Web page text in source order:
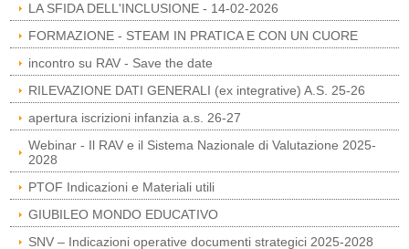
LA SFIDA DELL'INCLUSIONE - 14-02-2026
FORMAZIONE - STEAM IN PRATICA E CON UN CUORE
incontro su RAV - Save the date
RILEVAZIONE DATI GENERALI (ex integrative) A.S. 25-26
apertura iscrizioni infanzia a.s. 26-27
Webinar - Il RAV e il Sistema Nazionale di Valutazione 2025-
2028
PTOF Indicazioni e Materiali utili
GIUBILEO MONDO EDUCATIVO
SNV – Indicazioni operative documenti strategici 2025-2028